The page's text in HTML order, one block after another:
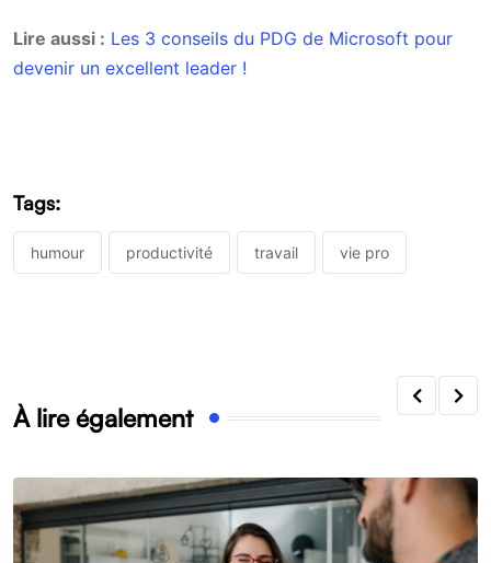
Lire aussi : Les 3 conseils du PDG de Microsoft pour
devenir un excellent leader !
Tags:
humour productivité travail vie pro
À lire également